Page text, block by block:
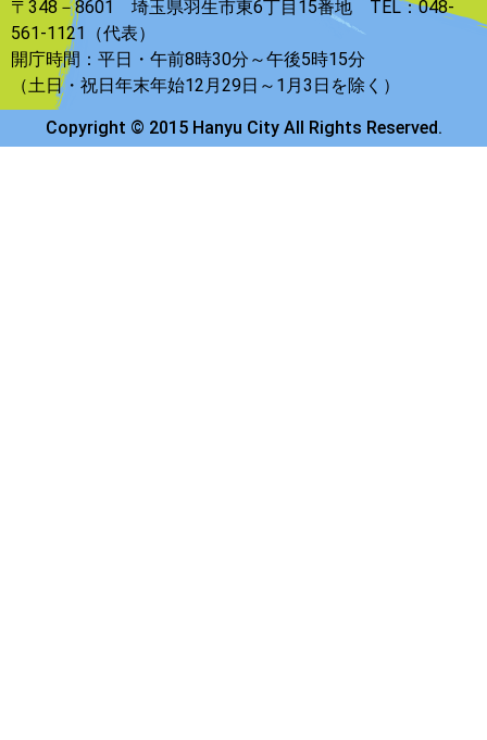
〒348－8601 埼玉県羽生市東6丁目15番地 TEL：048-
561-1121（代表）
開庁時間：平日・午前8時30分～午後5時15分
（土日・祝日年末年始12月29日～1月3日を除く）
Copyright © 2015 Hanyu City All Rights Reserved.